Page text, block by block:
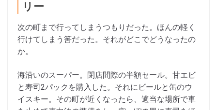
リー
次の町まで行ってしまうつもりだった。ほんの軽く
行けてしまう筈だった。それがどこでどうなったの
か。
海沿いのスーパー。閉店間際の半額セール。甘エビ
と寿司2パックを購入した。それにビールと缶のウ
イスキー。その町が近くなったら、適当な場所で車